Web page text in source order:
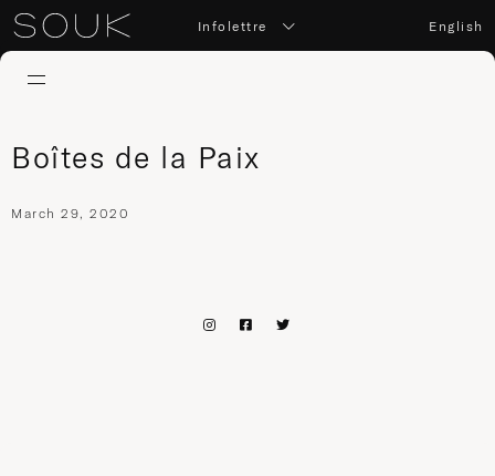
Infolettre English
Boîtes de la Paix
March 29, 2020